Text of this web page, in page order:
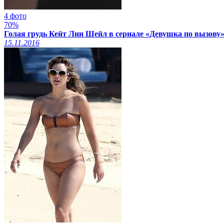
4 фото
70%
Голая грудь Кейт Лин Шейл в сериале «Девушка по
15.11.2016